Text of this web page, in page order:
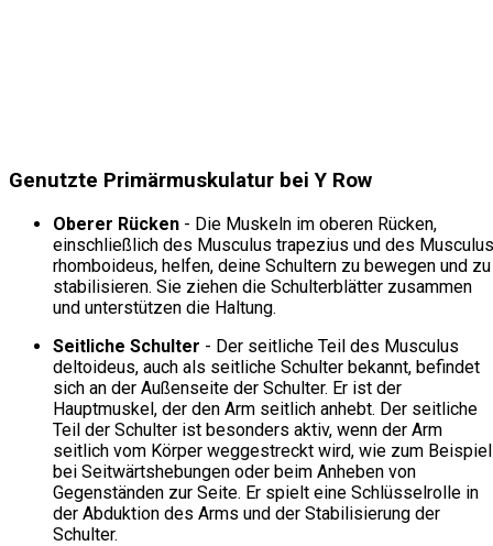
Genutzte Primärmuskulatur bei Y Row
Oberer Rücken - Die Muskeln im oberen Rücken,
einschließlich des Musculus trapezius und des Musculus
rhomboideus, helfen, deine Schultern zu bewegen und zu
stabilisieren. Sie ziehen die Schulterblätter zusammen
und unterstützen die Haltung.
Seitliche Schulter - Der seitliche Teil des Musculus
deltoideus, auch als seitliche Schulter bekannt, befindet
sich an der Außenseite der Schulter. Er ist der
Hauptmuskel, der den Arm seitlich anhebt. Der seitliche
Teil der Schulter ist besonders aktiv, wenn der Arm
seitlich vom Körper weggestreckt wird, wie zum Beispiel
bei Seitwärtshebungen oder beim Anheben von
Gegenständen zur Seite. Er spielt eine Schlüsselrolle in
der Abduktion des Arms und der Stabilisierung der
Schulter.